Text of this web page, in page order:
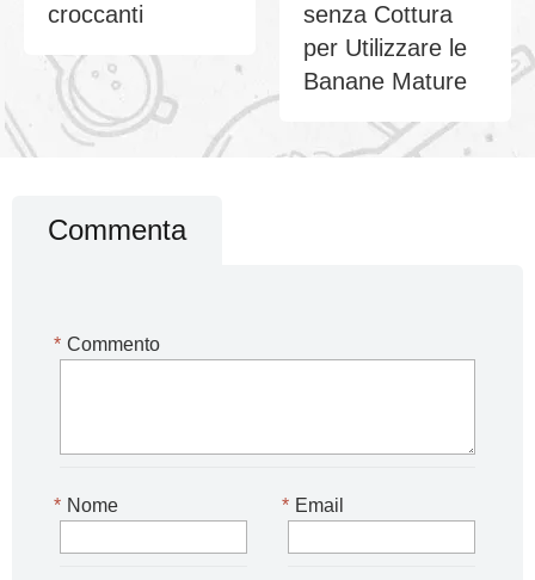
croccanti
senza Cottura
per Utilizzare le
Banane Mature
Commenta
Commento
*
Nome
* Email
*